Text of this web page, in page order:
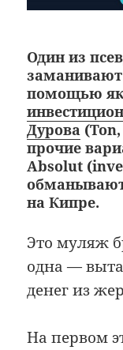
Один из
помощью
Дурова
прочие
Absolut
на Кипре.
Это муляж
одна —
денег из
На первом